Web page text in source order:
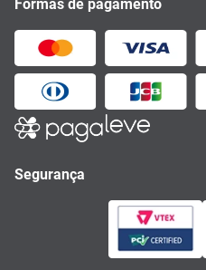
Formas de pagamento
Segurança